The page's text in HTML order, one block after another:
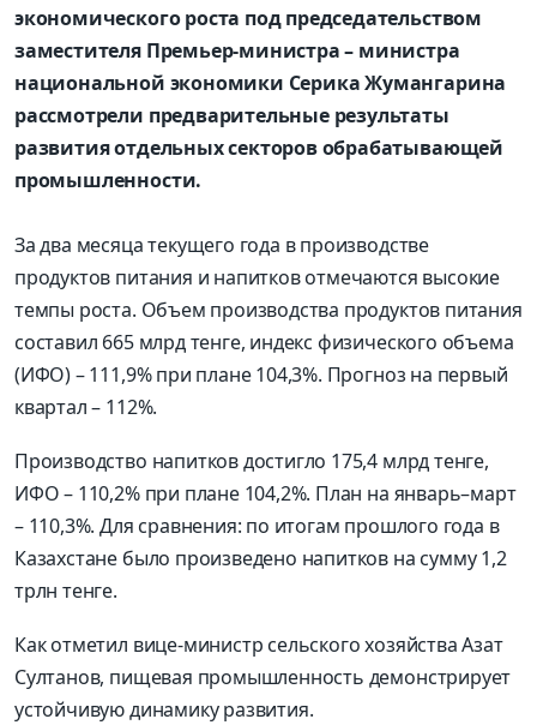
экономического роста под председательством
заместителя Премьер-министра – министра
национальной экономики Серика Жумангарина
рассмотрели предварительные результаты
развития отдельных секторов обрабатывающей
промышленности.
За два месяца текущего года в производстве
продуктов питания и напитков отмечаются высокие
темпы роста. Объем производства продуктов питания
составил 665 млрд тенге, индекс физического объема
(ИФО) – 111,9% при плане 104,3%. Прогноз на первый
квартал – 112%.
Производство напитков достигло 175,4 млрд тенге,
ИФО – 110,2% при плане 104,2%. План на январь–март
– 110,3%. Для сравнения: по итогам прошлого года в
Казахстане было произведено напитков на сумму 1,2
трлн тенге.
Как отметил вице-министр сельского хозяйства Азат
Султанов, пищевая промышленность демонстрирует
устойчивую динамику развития.